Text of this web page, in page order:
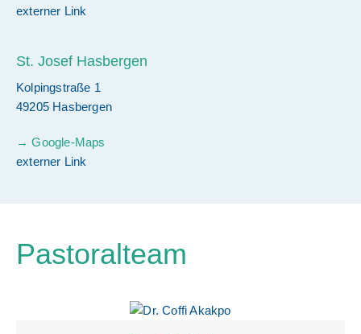
externer Link
St. Josef Hasbergen
Kolpingstraße 1
49205 Hasbergen
→ Google-Maps
externer Link
Pastoralteam